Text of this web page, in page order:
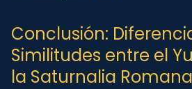
Conclusión:
Similitudes entre el
la Saturnalia Romana